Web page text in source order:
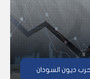
ديون السودان